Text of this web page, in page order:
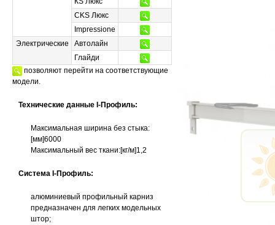
CKS Люкс
Impressione
Электрические
Автолайн
Глайди
позволяют перейти на соответствующие
модели.
Технические данные I-Профиль:
Максимальная ширина без стыка:
[мм]6000
Максимальный вес ткани:[кг/м]1,2
Система I-Профиль:
алюминиевый профильный карниз
предназначен для легких модельных
штор;